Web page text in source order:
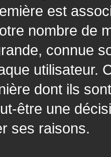
est
nombre de
connue
utilisateur.
dont ils
être une
ses raisons.